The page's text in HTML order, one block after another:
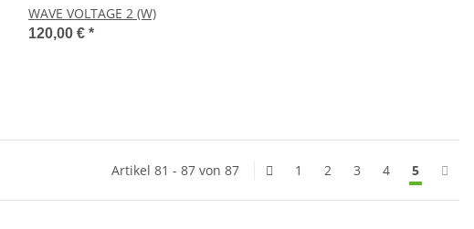
WAVE VOLTAGE 2 (W)
120,00 € *
Artikel 81 - 87 von 87 1 2 3 4 5